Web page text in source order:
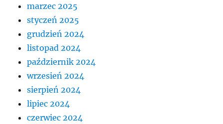
marzec 2025
styczeń 2025
grudzień 2024
listopad 2024
październik 2024
wrzesień 2024
sierpień 2024
lipiec 2024
czerwiec 2024